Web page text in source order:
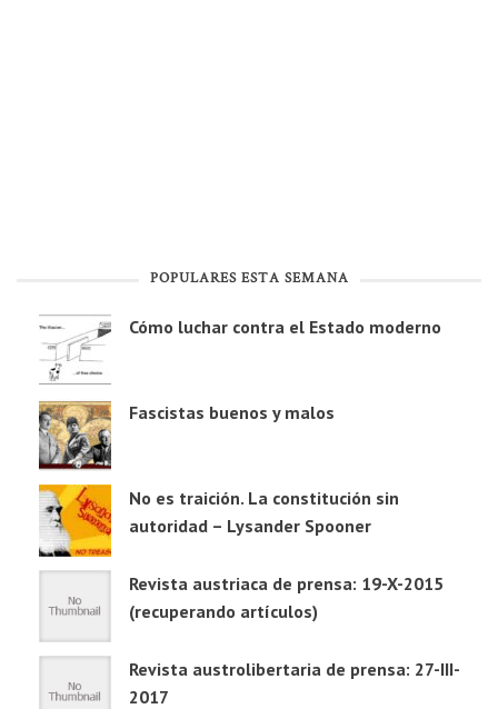
POPULARES ESTA SEMANA
Cómo luchar contra el Estado moderno
Fascistas buenos y malos
No es traición. La constitución sin
autoridad – Lysander Spooner
Revista austriaca de prensa: 19-X-2015
(recuperando artículos)
Revista austrolibertaria de prensa: 27-III-
2017